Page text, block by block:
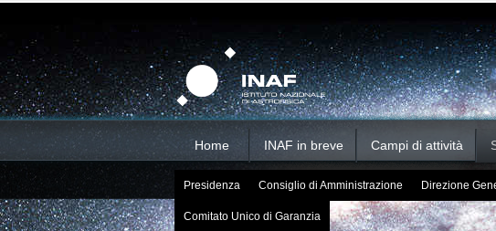
contenuti.
Salta
alla
navigazione
Home INAF in breve Campi di attività
Presidenza Consiglio di Amministrazione Direzione
Comitato Unico di Garanzia